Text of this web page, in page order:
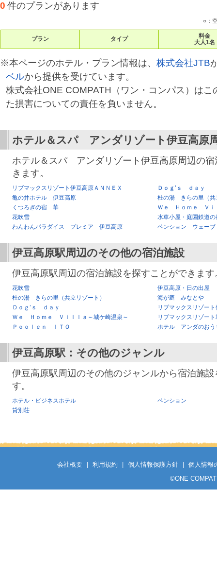
0 件のプランがあります
○：
プラン タイプ
料金
大人1名
※本ページのホテル・プラン情報は、 株式会社JTB
ベルから提供を受けています。
株式会社ONE COMPATH（ワン・コンパス）はこ
た損害についての責任を負いません。
ホテル＆スパ アンダリゾート伊豆高原
ホテル＆スパ アンダリゾート伊豆高原周辺の宿
きます。
リブマックスリゾート伊豆高原ＡＮＮＥＸ
Ｄｏｇ’ｓ ｄａｙ
亀の井ホテル 伊豆高原
杜の湯 きらの里（共
くつろぎの宿 華
Ｗｅ Ｈｏｍｅ Ｖｉ
花吹雪
水車小屋・庭園鉄道
わんわんパラダイス プレミア 伊豆高原
ペンション ウェーブ
伊豆高原駅周辺のその他の宿泊施設
伊豆高原駅周辺の宿泊施設を探すことができます
花吹雪
伊豆高原・日の出屋
杜の湯 きらの里（共立リゾート）
海が庭 みなとや
Ｄｏｇ’ｓ ｄａｙ
リブマックスリゾー
Ｗｅ Ｈｏｍｅ Ｖｉｌｌａ～城ケ崎温泉～
リブマックスリゾー
Ｐｏｏｌｅｎ ＩＴＯ
ホテル アンダのお
伊豆高原駅 ：その他のジャンル
伊豆高原駅周辺のその他のジャンルから宿泊施
す。
ホテル・ビジネスホテル
ペンション
貸別荘
会社概要 利用規約 個人情報保護方針
個人情報
©ONE